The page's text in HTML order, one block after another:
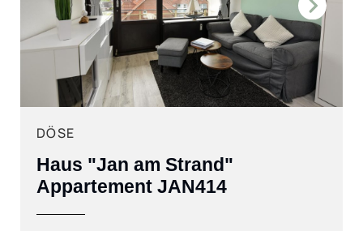
Next
DÖSE
Haus "Jan am Strand"
Appartement JAN414